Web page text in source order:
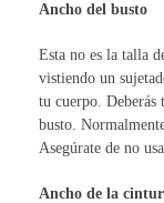
Ancho del busto
Esta no es la talla
vistiendo un
tu cuerpo. Deberás
busto.
Asegúrate de no
Ancho de la